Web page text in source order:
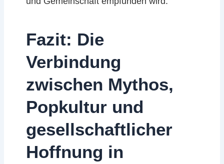
Fazit: Die
Verbindung
zwischen Mythos,
Popkultur und
gesellschaftlicher
Hoffnung in